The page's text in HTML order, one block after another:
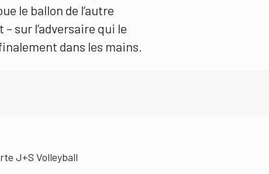
le ballon de l’autre
sur l’adversaire qui le
dans les mains.
J+S Volleyball